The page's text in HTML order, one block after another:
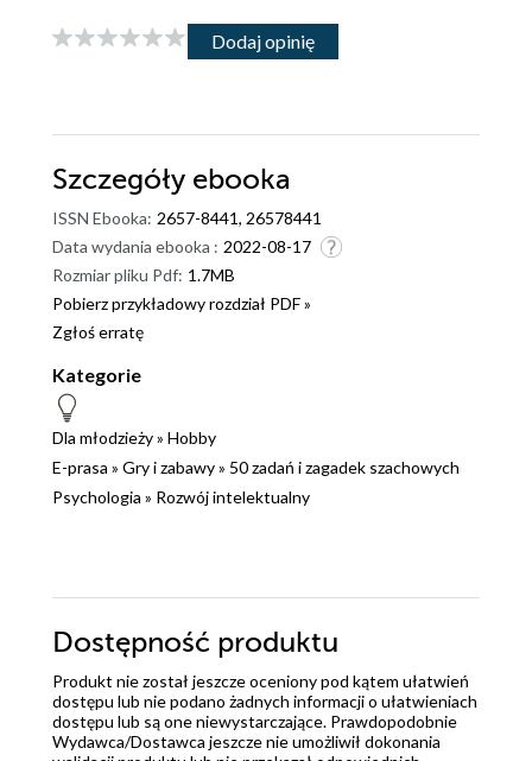
Dodaj opinię
Szczegóły ebooka
ISSN Ebooka: 2657-8441, 26578441
Data wydania ebooka : 2022-08-17
Rozmiar pliku Pdf: 1.7MB
Pobierz przykładowy rozdział PDF »
Zgłoś erratę
Kategorie
Dla młodzieży» Hobby
E-prasa » Gry i zabawy» 50 zadań i zagadek szachowych
Psychologia » Rozwój intelektualny
Dostępność produktu
Produkt nie został jeszcze oceniony pod kątem ułatwień
dostępu lub nie podano żadnych informacji o ułatwieniach
dostępu lub są one niewystarczające. Prawdopodobnie
Wydawca/Dostawca jeszcze nie umożliwił dokonania